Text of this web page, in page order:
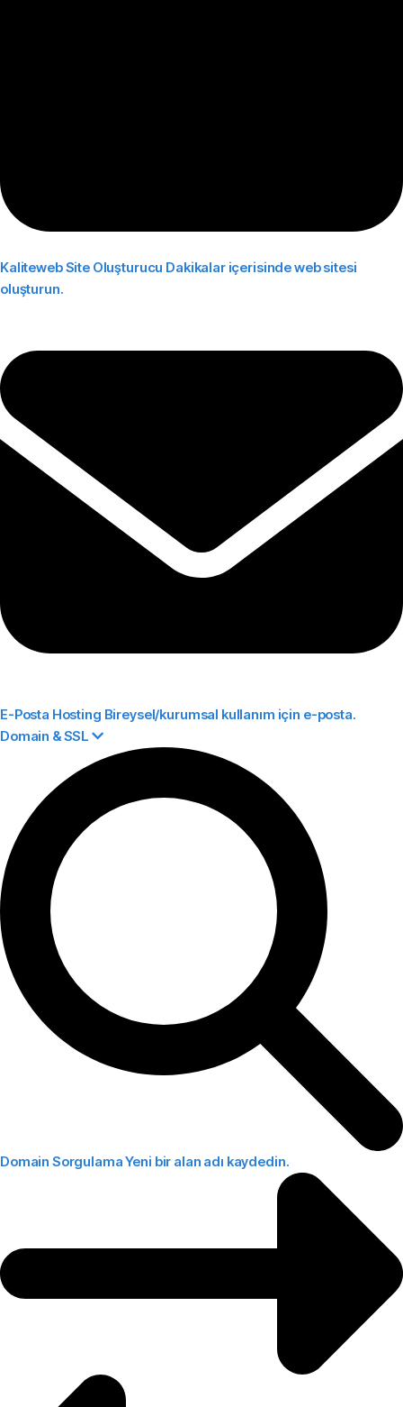
Kaliteweb Site Oluşturucu Dakikalar içerisinde web sitesi
oluşturun.
E-Posta Hosting Bireysel/kurumsal kullanım için e-posta.
Domain & SSL
Domain SorgulamaYeni bir alan adı kaydedin.